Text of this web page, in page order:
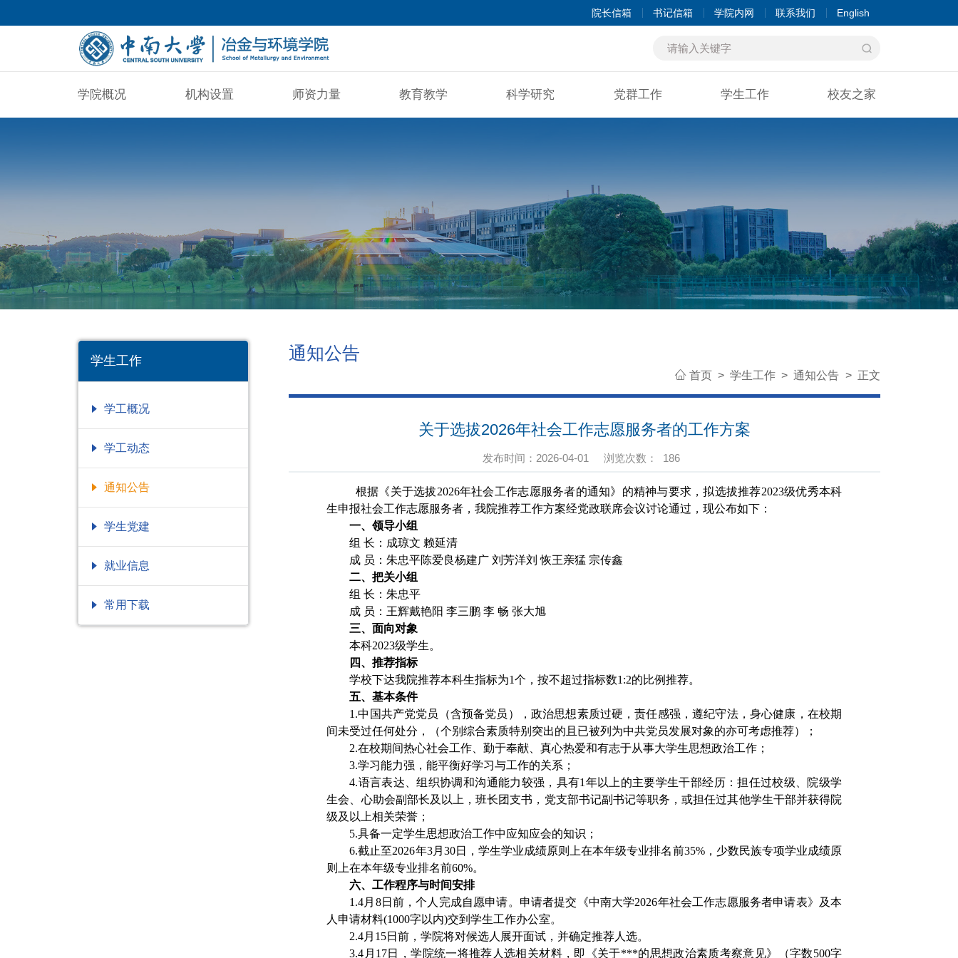
院长信箱 书记信箱 学院内网 联系我们 English
学院概况 机构设置 师资力量 教育教学 科学研究 党群工作 学生工作 校友之家
学生工作
学工概况
学工动态
通知公告
学生党建
就业信息
常用下载
通知公告
首页 > 学生工作 > 通知公告 > 正文
关于选拔2026年社会工作志愿服务者的工作方案
发布时间：2026-04-01 浏览次数： 186
根据《关于选拔2026年社会工作志愿服务者的通知》的精神与要求，拟选拔推荐2023级优秀本科
生申报社会工作志愿服务者，我院推荐工作方案经党政联席会议讨论通过，现公布如下：
一、领导小组
组 长：成琼文 赖延清
成 员：朱忠平陈爱良杨建广 刘芳洋刘 恢王亲猛 宗传鑫
二、把关小组
组 长：朱忠平
成 员：王辉戴艳阳 李三鹏 李 畅 张大旭
三、面向对象
本科2023级学生。
四、推荐指标
学校下达我院推荐本科生指标为1个，按不超过指标数1:2的比例推荐。
五、基本条件
1.中国共产党党员（含预备党员），政治思想素质过硬，责任感强，遵纪守法，身心健康，在校期
间未受过任何处分，（个别综合素质特别突出的且已被列为中共党员发展对象的亦可考虑推荐）；
2.在校期间热心社会工作、勤于奉献、真心热爱和有志于从事大学生思想政治工作；
3.学习能力强，能平衡好学习与工作的关系；
4.语言表达、组织协调和沟通能力较强，具有1年以上的主要学生干部经历：担任过校级、院级学
生会、心助会副部长及以上，班长团支书，党支部书记副书记等职务，或担任过其他学生干部并获得院
级及以上相关荣誉；
5.具备一定学生思想政治工作中应知应会的知识；
6.截止至2026年3月30日，学生学业成绩原则上在本年级专业排名前35%，少数民族专项学业成绩原
则上在本年级专业排名前60%。
六、工作程序与时间安排
1.4月8日前，个人完成自愿申请。申请者提交《中南大学2026年社会工作志愿服务者申请表》及本
人申请材料(1000字以内)交到学生工作办公室。
2.4月15日前，学院将对候选人展开面试，并确定推荐人选。
3.4月17日，学院统一将推荐人选相关材料，即《关于***的思想政治素质考察意见》（字数500字